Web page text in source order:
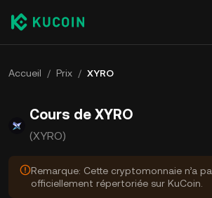
Accueil / Prix / XYRO
Cours de XYRO
(XYRO)
Remarque: Cette cryptomonnaie n’a
officiellement répertoriée sur KuCoin.